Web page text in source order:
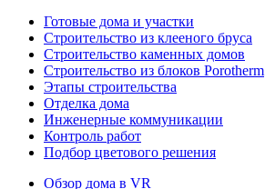
Готовые дома и участки
Строительство из клееного бруса
Строительство каменных домов
Строительство из блоков Porotherm
Этапы строительства
Отделка дома
Инженерные коммуникации
Контроль работ
Подбор цветового решения
Обзор дома в VR